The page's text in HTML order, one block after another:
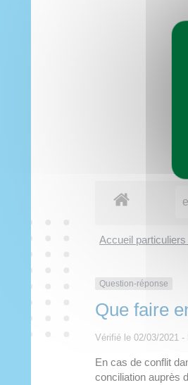
Accueil particuliers
Question-réponse
Que faire
Vérifié le 02/03/2021
En cas de conflit
conciliation auprès